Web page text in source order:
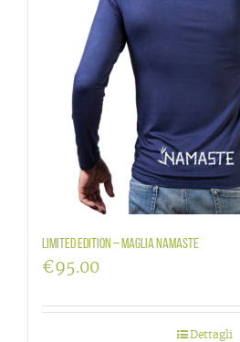
LIMITED EDITION – maglia Namaste
€95.00
Dettagli